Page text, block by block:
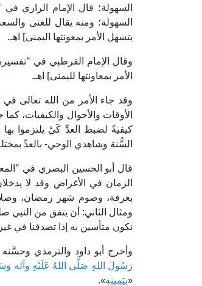
السهولة؛ ومنه يقال للغنى
يتسهل الأمر بمعونتها اليمنى] اهـ.
الأمر بمعاونتها لليمنى] اهـ.
وقد جاء الأمر من الله تعالى في
الأوقات والأحوال والكيفيات، كما
كيفيةً لضبط العدِّ كَيْ يلتزموا
السُّنة وشاهدي الوحي- بالعدِّ
الزمان في الأغراض وقد لا
بعرفة، وصوم شهر رمضان،
ومثال الثاني: أن يتفق من
نكون متأسين به إذا تصدقنا في
وأخرج أبو داود والترمذي
رَسُولَ اللهِ صَلَّى اللهُ عَلَيْهِ وآله
«بِيَمِينِهِ».